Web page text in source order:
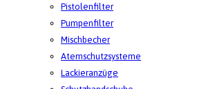
Pistolenfilter
Pumpenfilter
Mischbecher
Atemschutzsysteme
Lackieranzüge